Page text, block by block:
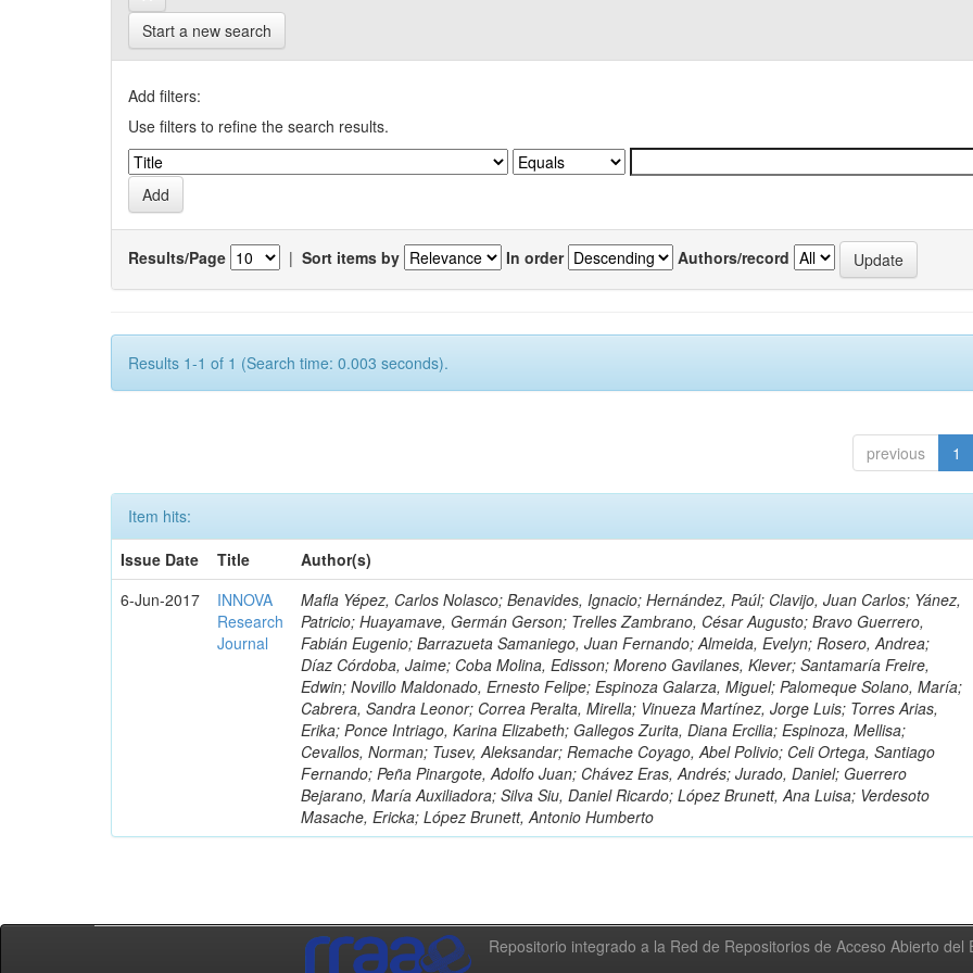
Start a new search
Add filters:
Use filters to refine the search results.
Results/Page | Sort items by In order Authors/record
Results 1-1 of 1 (Search time: 0.003 seconds).
previous 1
Item hits:
Issue Date
Title
Author(s)
6-Jun-2017
INNOVA
Research
Journal
Mafla Yépez, Carlos Nolasco; Benavides, Ignacio; Hernández, Paúl; Clavijo, Juan Carlos; Yánez,
Patricio; Huayamave, Germán Gerson; Trelles Zambrano, César Augusto; Bravo Guerrero,
Fabián Eugenio; Barrazueta Samaniego, Juan Fernando; Almeida, Evelyn; Rosero, Andrea;
Díaz Córdoba, Jaime; Coba Molina, Edisson; Moreno Gavilanes, Klever; Santamaría Freire,
Edwin; Novillo Maldonado, Ernesto Felipe; Espinoza Galarza, Miguel; Palomeque Solano, María;
Cabrera, Sandra Leonor; Correa Peralta, Mirella; Vinueza Martínez, Jorge Luis; Torres Arias,
Erika; Ponce Intriago, Karina Elizabeth; Gallegos Zurita, Diana Ercilia; Espinoza, Mellisa;
Cevallos, Norman; Tusev, Aleksandar; Remache Coyago, Abel Polivio; Celi Ortega, Santiago
Fernando; Peña Pinargote, Adolfo Juan; Chávez Eras, Andrés; Jurado, Daniel; Guerrero
Bejarano, María Auxiliadora; Silva Siu, Daniel Ricardo; López Brunett, Ana Luisa; Verdesoto
Masache, Ericka; López Brunett, Antonio Humberto
Repositorio integrado a la Red de Repositorios de Acceso Abierto del